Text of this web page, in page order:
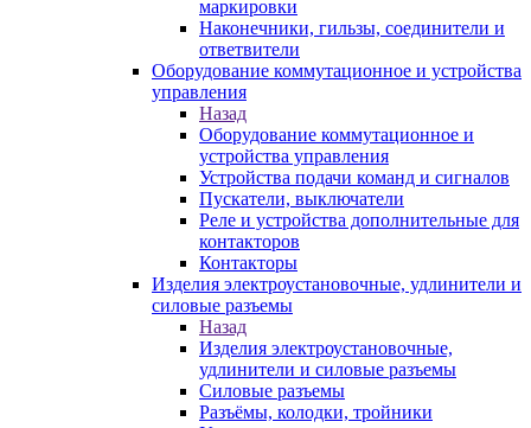
маркировки
Наконечники, гильзы, соединители и
ответвители
Оборудование коммутационное и устройства
управления
Назад
Оборудование коммутационное и
устройства управления
Устройства подачи команд и сигналов
Пускатели, выключатели
Реле и устройства дополнительные для
контакторов
Контакторы
Изделия электроустановочные, удлинители и
силовые разъемы
Назад
Изделия электроустановочные,
удлинители и силовые разъемы
Силовые разъемы
Разъёмы, колодки, тройники